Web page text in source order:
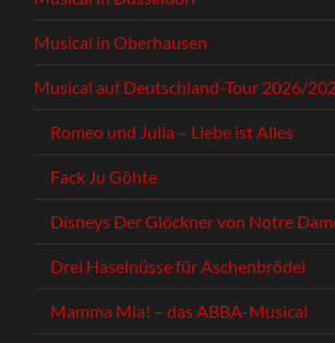
Musical in Oberhausen
Musical auf Deutschland-Tour 2026/
Romeo und Julia – Liebe ist Alles
Fack Ju Göhte
Disneys Der Glöckner von Notre
Drei Haselnüsse für Aschenbrödel
Mamma Mia! – das ABBA-Musical